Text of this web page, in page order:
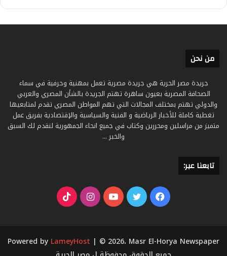
من نحن
جريدة مصر الحرية هي جريدة مصرية تعمل بمهنية وحرفية في سماء
الصحافة المصرية بعيون ساهرة تهتم الجريدة بالشأن المصري والعربي
والدولي تهتم بمختلف المجالات التي تهم المواطن المصري تقدم لمتابعيها
تغطية كاملة للأخبار الرياضية و الفنية والسياسية والإقتصادية بفريق عمل
متميز من مراسلين ومحررين وكتاب في جميع انحاء الجمهورية لنقدم لك السبق
والخبر ...
تابعنا عبر:
فيسبوكتويتر يوتيوب انستقرام‫TikTok
Powered by LameyHost | © 2026، Masr El-Horya Newspaper